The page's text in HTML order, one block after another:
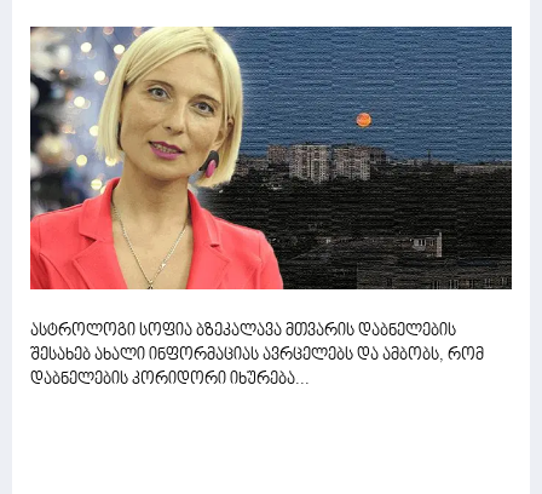
ასტროლოგი სოფია ბზეკალავა მთვარის დაბნელების
შესახებ ახალი ინფორმაციას ავრცელებს და ამბობს, რომ
დაბნელების კორიდორი იხურება...